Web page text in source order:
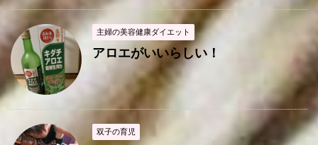
主婦の美容健康ダイエット
アロエがいいらしい！
双子の育児